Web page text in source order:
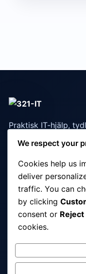
Praktisk IT-hjälp,
Snabblänkar
Webbdesign·
Webbhosting
Populära tjänster
IT Support Malmö·
We respect your
Cookies help us
deliver
traffic. You can
by clicking
consent or Reject
cookies.